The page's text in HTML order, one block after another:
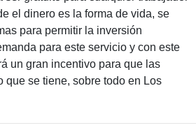
el dinero es la forma de vida, se
para permitir la inversión
para este servicio y con este
un gran incentivo para que las
que se tiene, sobre todo en Los